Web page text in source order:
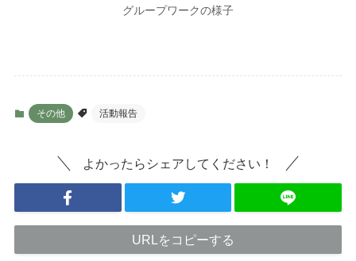
グループワークの様子
その他 活動報告
よかったらシェアしてください！
URLをコピーする